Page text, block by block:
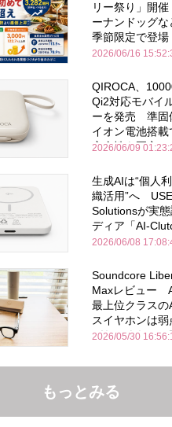
リー祭り」開
ーナンドッグ
季節限定で登場
2026/06/16
QIROCA、
Qi2対応モバイ
ーを発売 準固
イオン電池搭載
安全性を両立
2026/06/09
生成AIは“個人
織活用”へ
Solutionsが実
ディア「AI-
2026/06/08
Soundcore
Maxレビュー
最上位クラスの
スイヤホンは
づらいくらいの
Bose並み
2026/05/30
もっとみる